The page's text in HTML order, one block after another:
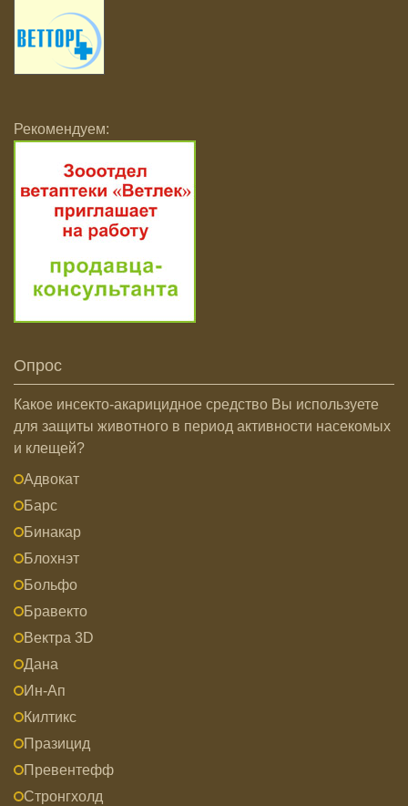
Рекомендуем:
Опрос
Какое инсекто-акарицидное средство Вы используете
для защиты животного в период активности насекомых
и клещей?
Адвокат
Барс
Бинакар
Блохнэт
Больфо
Бравекто
Вектра 3D
Дана
Ин-Ап
Килтикс
Празицид
Превентефф
Стронгхолд